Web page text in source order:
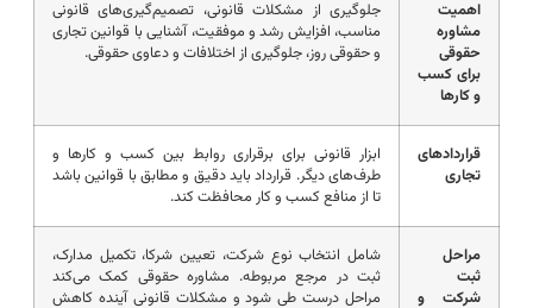
اهمیت
مشاوره
حقوقی
برای کسب
و کارها
جلوگیری از مشکلات قانونی، تصمیم‌گیری‌های قانونی
مناسب، افزایش رشد و موفقیت، آشنایی با قوانین تجاری
و حقوقی روز، جلوگیری از اختلافات و دعاوی حقوقی.
قراردادهای
تجاری
ابزار قانونی برای برقراری روابط بین کسب و کارها و
طرف‌های دیگر. قرارداد باید دقیق و مطابق با قوانین باشد
تا از منافع کسب و کار محافظت کند.
مراحل
ثبت
شرکت و
شامل انتخاب نوع شرکت، تعیین شرکا، تکمیل مدارک،
ثبت در مرجع مربوطه. مشاوره حقوقی کمک می‌کند
مراحل درست طی شود و مشکلات قانونی آینده کاهش